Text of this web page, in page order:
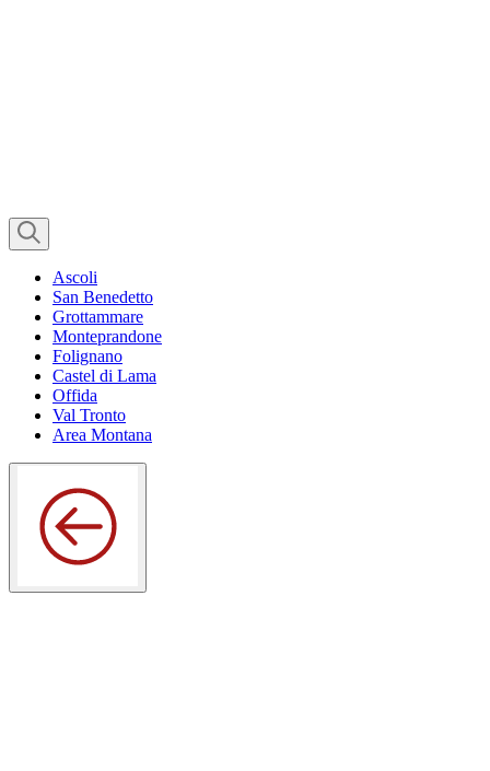
Ascoli
San Benedetto
Grottammare
Monteprandone
Folignano
Castel di Lama
Offida
Val Tronto
Area Montana